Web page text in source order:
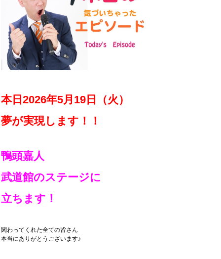
本日2026年5月19日（火）
夢が実現します！！
鴨頭嘉人
武道館のステージに
立ちます！
関わってくれた全ての皆さん
本当にありがとうございます♪